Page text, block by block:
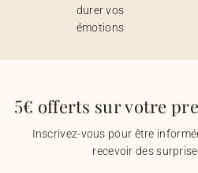
durer vos
émotions
5€ offerts sur votre
Inscrivez-vous pour être
recevoir des